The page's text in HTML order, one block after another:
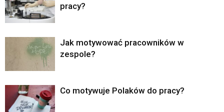
pracy?
Jak motywować pracowników w
zespole?
Co motywuje Polaków do pracy?